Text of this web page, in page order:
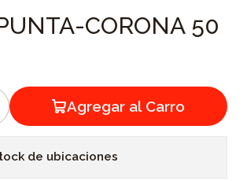
CORONA 50
Agregar al Carro
de ubicaciones